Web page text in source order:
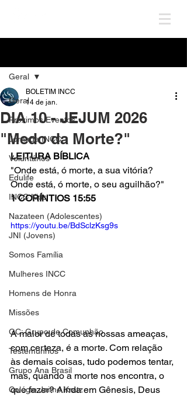
Geral
Próximos Eventos
Jornada INCC
Voluntários
Edulife
INCC Kids
Nazateen (Adolescentes)
JNI (Jovens)
Somos Família
Mulheres INCC
Homens de Honra
Missões
GC: Grupo de Comunhão
Testemunhos
Grupo Ana Brasil
Colégio Jaime Kratz
Geral
DIA 10 - JEJUM 2026
"Medo da Morte?"
BOLETIM INCC
14 de jan.
LEITURA BÍBLICA
"Onde está, ó morte, a sua vitória?
Onde está, ó morte, o seu aguilhão?"
1 CORÍNTIOS 15:55
https://youtu.be/BdSclzKsg9s
A maior de todas as nossas ameaças,
com certeza, é a morte. Com relação
às demais coisas, tudo podemos tentar,
mas, quando a morte nos encontra, o
que fazer? Ainda em Gênesis, Deus